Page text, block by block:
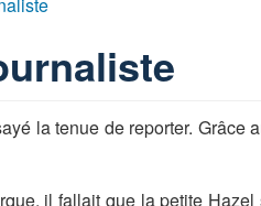
la tenue de reporter. Grâce
il fallait que la petite